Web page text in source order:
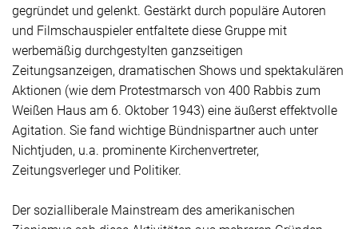
gegründet und gelenkt. Gestärkt durch populäre Autoren
und Filmschauspieler entfaltete diese Gruppe mit
werbemäßig durchgestylten ganzseitigen
Zeitungsanzeigen, dramatischen Shows und spektakulären
Aktionen (wie dem Protestmarsch von 400 Rabbis zum
Weißen Haus am 6. Oktober 1943) eine äußerst effektvolle
Agitation. Sie fand wichtige Bündnispartner auch unter
Nichtjuden, u.a. prominente Kirchenvertreter,
Zeitungsverleger und Politiker.
Der sozialliberale Mainstream des amerikanischen